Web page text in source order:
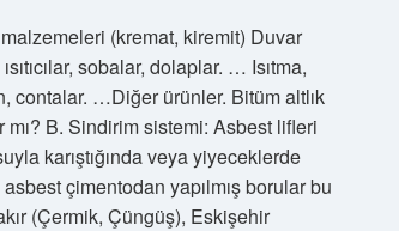
(kremat, kiremit) Duvar
sobalar, dolaplar. … Isıtma,
contalar. …Diğer ürünler. Bitüm altlık
B. Sindirim sistemi: Asbest lifleri
karıştığında veya yiyeceklerde
çimentodan yapılmış borular bu
(Çermik, Çüngüş), Eskişehir